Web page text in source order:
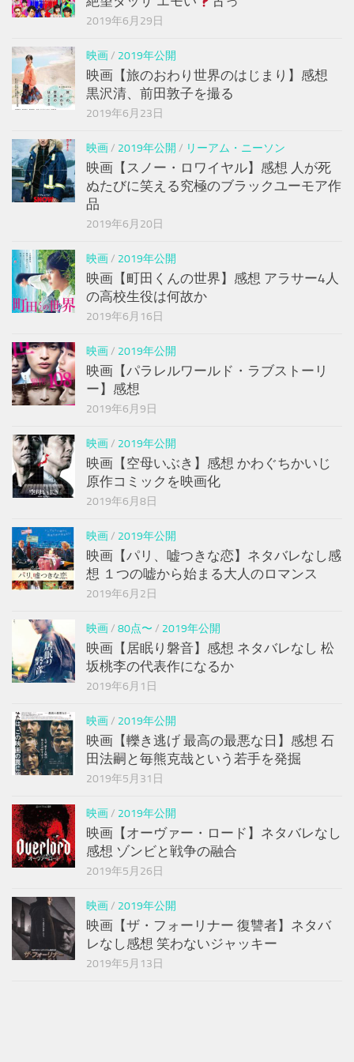
2019年6月29日
映画/ 2019年公開
映画【旅のおわり世界のはじまり】感想
黒沢清、前田敦子を撮る
2019年6月23日
映画/ 2019年公開 / リーアム・ニーソン
映画【スノー・ロワイヤル】感想 人が死
ぬたびに笑える究極のブラックユーモア作
品
2019年6月20日
映画/ 2019年公開
映画【町田くんの世界】感想 アラサー4人
の高校生役は何故か
2019年6月16日
映画/ 2019年公開
映画【パラレルワールド・ラブストーリ
ー】感想
2019年6月9日
映画/ 2019年公開
映画【空母いぶき】感想 かわぐちかいじ
原作コミックを映画化
2019年6月8日
映画/ 2019年公開
映画【パリ、嘘つきな恋】ネタバレなし感
想 １つの嘘から始まる大人のロマンス
2019年6月2日
映画/ 80点〜 / 2019年公開
映画【居眠り磐音】感想 ネタバレなし 松
坂桃李の代表作になるか
2019年6月1日
映画/ 2019年公開
映画【轢き逃げ 最高の最悪な日】感想 石
田法嗣と毎熊克哉という若手を発掘
2019年5月31日
映画/ 2019年公開
映画【オーヴァー・ロード】ネタバレなし
感想 ゾンビと戦争の融合
2019年5月26日
映画/ 2019年公開
映画【ザ・フォーリナー 復讐者】ネタバ
レなし感想 笑わないジャッキー
2019年5月13日